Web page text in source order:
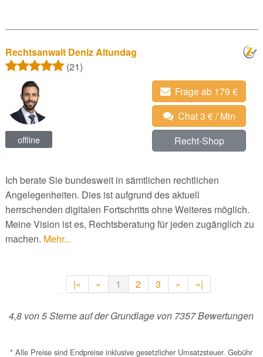
Rechtsanwalt Deniz Altundag
(21)
offline
Frage ab 179 €
Chat 3 € / Min
Recht-Shop
Ich berate Sie bundesweit in sämtlichen rechtlichen
Angelegenheiten. Dies ist aufgrund des aktuell
herrschenden digitalen Fortschritts ohne Weiteres möglich.
Meine Vision ist es, Rechtsberatung für jeden zugänglich zu
machen. Mehr...
|« « 1 2 3 » »|
4,8 von5Sterne auf der Grundlage von 7357Bewertungen
* Alle Preise sind Endpreise inklusive gesetzlicher Umsatzsteuer. Gebühr